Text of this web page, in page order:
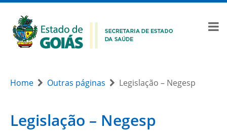
Home Outras páginas Legislação – Negesp
Legislação – Negesp